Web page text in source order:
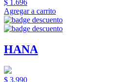
$ 1.696
Agregar a carrito
HANA
$ 3.990